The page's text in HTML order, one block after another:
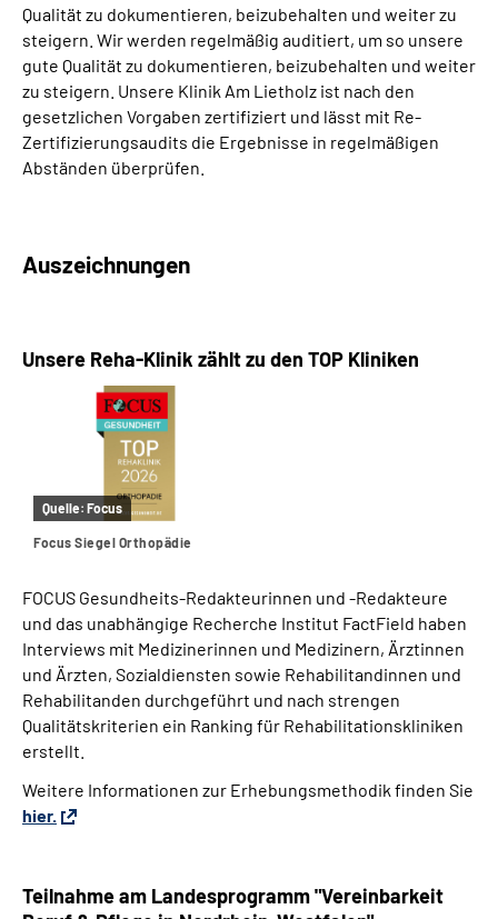
Qualität zu dokumentieren, beizubehalten und weiter zu
steigern. Wir werden regelmäßig auditiert, um so unsere
gute Qualität zu dokumentieren, beizubehalten und weiter
zu steigern. Unsere Klinik Am Lietholz ist nach den
gesetzlichen Vorgaben zertifiziert und lässt mit Re-
Zertifizierungsaudits die Ergebnisse in regelmäßigen
Abständen überprüfen.
Auszeichnungen
Unsere Reha-Klinik zählt zu den TOP Kliniken
Quelle: Focus
Focus Siegel Orthopädie
FOCUS Gesundheits-Redakteurinnen und -Redakteure
und das unabhängige Recherche Institut FactField haben
Interviews mit Medizinerinnen und Medizinern, Ärztinnen
und Ärzten, Sozialdiensten sowie Rehabilitandinnen und
Rehabilitanden durchgeführt und nach strengen
Qualitätskriterien ein Ranking für Rehabilitationskliniken
erstellt.
Weitere Informationen zur Erhebungsmethodik finden Sie
hier.
Teilnahme am Landesprogramm "Vereinbarkeit